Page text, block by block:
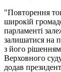
"Повторення
широкій
парламенті
залишатися на
з його
Верховного
додав президент